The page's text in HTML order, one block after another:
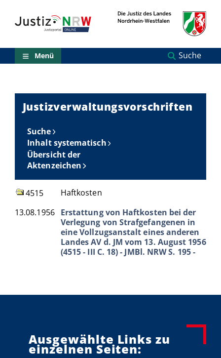
Inhalt
(Sprungmarken)
Menü
Zur
NRW-
Entscheidungssuche
Zur
Zum
aktuellen
Inhalt
Zu
ausgewählten
Links
zu
Seiten
Menü Suche
Justizverwaltungsvorschriften
Suche
Inhalt systematisch
Übersicht der
Aktenzeichen
4515
Haftkosten
13.08.1956 Erstattung von Haftkosten bei der
Verlegung von Strafgefangenen in
eine Vollzugsanstalt eines anderen
Landes AV d. JM vom 13. August 1956
(4515 - III C. 18) - JMBl. NRW S. 195 -
Ausgewählte Links zu
einzelnen Seiten: